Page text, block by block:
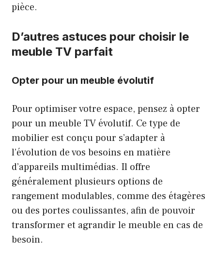
pièce.
D’autres astuces pour choisir le
meuble TV parfait
Opter pour un meuble évolutif
Pour optimiser votre espace, pensez à opter
pour un meuble TV évolutif. Ce type de
mobilier est conçu pour s’adapter à
l’évolution de vos besoins en matière
d’appareils multimédias. Il offre
généralement plusieurs options de
rangement modulables, comme des étagères
ou des portes coulissantes, afin de pouvoir
transformer et agrandir le meuble en cas de
besoin.